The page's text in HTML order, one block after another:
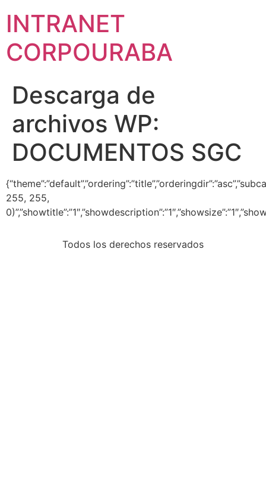
INTRANET
CORPOURABA
Descarga de
archivos WP:
DOCUMENTOS SGC
255, 255,
Todos los derechos reservados